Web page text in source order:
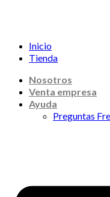
Inicio
Tienda
Nosotros
Venta empresa
Ayuda
Preguntas